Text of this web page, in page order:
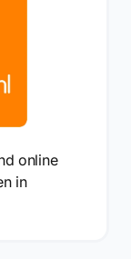
online
in